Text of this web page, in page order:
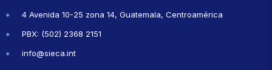
4 Avenida 10-25 zona 14, Guatemala, Centroamérica
PBX: (502) 2368 2151
info@sieca.int